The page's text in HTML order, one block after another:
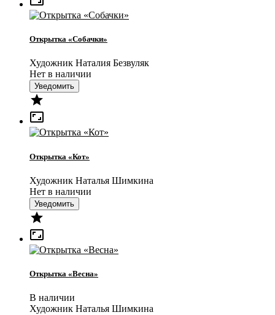
Открытка «Собачки»
Художник Наталия Безвуляк
Нет в наличии
Уведомить


Открытка «Кот»
Художник Наталья Шимкина
Нет в наличии
Уведомить


Открытка «Весна»
В наличии
Художник Наталья Шимкина